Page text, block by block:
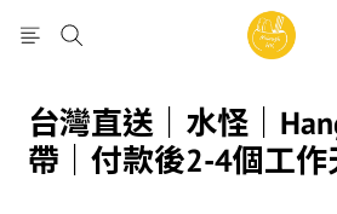
台灣直送｜水怪｜
帶｜付款後2-4個工作